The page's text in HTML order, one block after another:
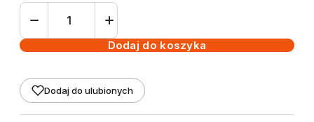
ilość
samoprzylepne
błyszczące
96
x
Dodaj do koszyka
Dodaj do ulubionych